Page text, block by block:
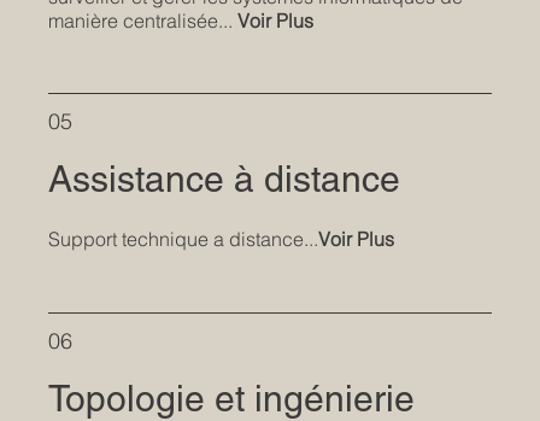
manière centralisée... Voir Plus
05
Assistance à distance
Support technique a distance...Voir Plus
06
Topologie et ingénierie